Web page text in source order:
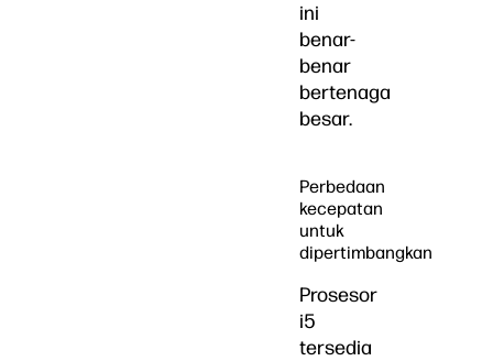
ini
benar-
benar
bertenaga
besar.
Perbedaan
kecepatan
untuk
dipertimbangkan
Prosesor
i5
tersedia